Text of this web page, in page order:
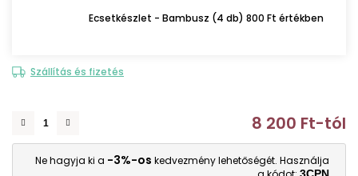
Ecsetkészlet - Bambusz (4 db) 800 Ft értékben
Szállítás és fizetés
8 200 Ft-tól
Ne hagyja ki a -3%-os kedvezmény lehetőségét. Használja